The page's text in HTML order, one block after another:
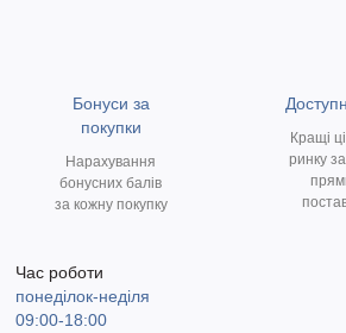
Бонуси за
покупки
Нарахування
бонусних балів
за кожну покупку
Кращі
ринку
Час роботи
понеділок-неділя
09:00-18:00